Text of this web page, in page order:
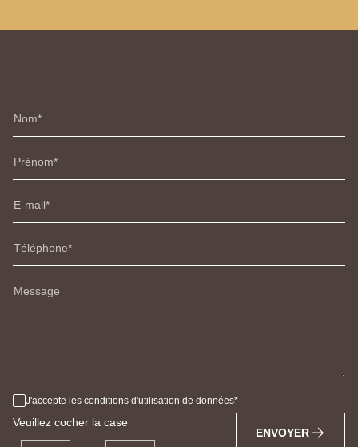
Nom
Prénom
E-mail
Téléphone
Message
J'accepte les conditions d'utilisation de données
Veuillez cocher la case
ENVOYER